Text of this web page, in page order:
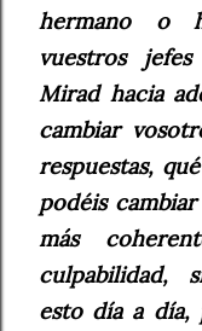
hermano o
vuestros
Mirad hacia
cambiar
respuestas,
podéis
más
culpabilidad,
esto día a día,